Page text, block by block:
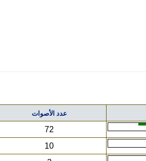
عدد الأصوات
72
10